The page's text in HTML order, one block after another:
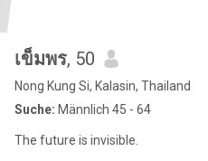
เข็มพร, 50
Nong Kung Si, Kalasin, Thailand
Suche: Männlich 45 - 64
The future is invisible.